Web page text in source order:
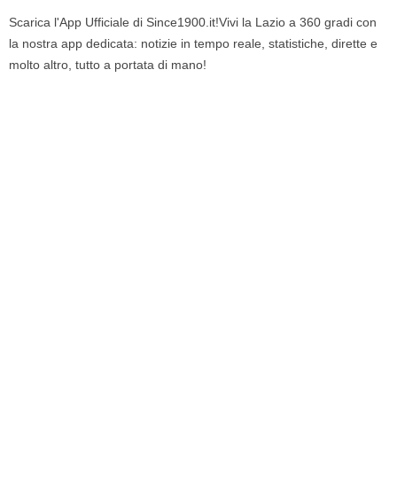
Scarica l'App Ufficiale di Since1900.it!Vivi la Lazio a 360 gradi con
la nostra app dedicata: notizie in tempo reale, statistiche, dirette e
molto altro, tutto a portata di mano!